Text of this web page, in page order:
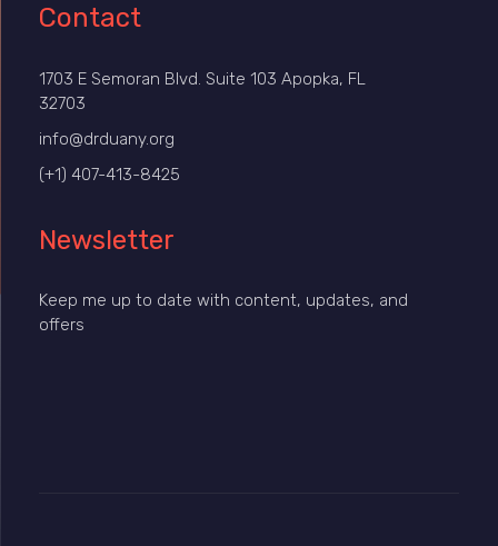
Contact
1703 E Semoran Blvd. Suite 103 Apopka, FL
32703
info@drduany.org
(+1) 407-413-8425
Newsletter
Keep me up to date with content, updates, and
offers